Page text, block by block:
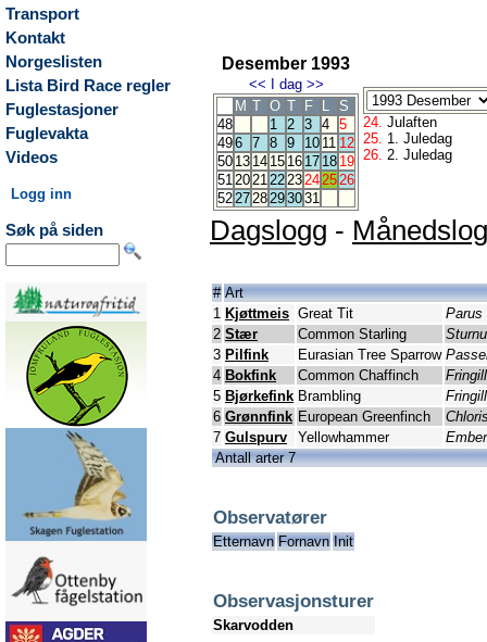
Transport
Kontakt
Norgeslisten
Lista Bird Race regler
Fuglestasjoner
Fuglevakta
Videos
Logg inn
Søk på siden
Desember 1993
<< I dag >>
M T O T F L
S
48
1 2 3 4 5
496 7 8 9 10 11 12
50 13 14 15 16 17 18 19
5120212223242526
522728293031
24. Julaften
25. 1. Juledag
26. 2. Juledag
Dagslogg -
# Art
1 Kjøttmeis Great Tit
Parus
2 Stær Common Starling
3 Pilfink Eurasian Tree Sparrow
4 Bokfink Common Chaffinch
5 Bjørkefink Brambling
6 Grønnfink European Greenfinch
7 Gulspurv Yellowhammer
Antall arter 7
Observatører
Etternavn Fornavn Init
Observasjonsturer
Skarvodden